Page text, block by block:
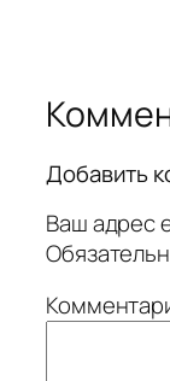
Добавить
Ваш адрес